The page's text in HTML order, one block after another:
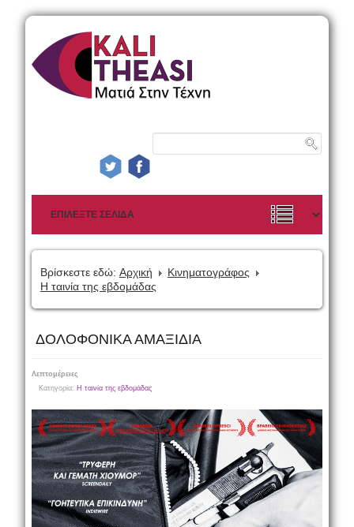
Βρίσκεστε εδώ: Αρχική
Κινηματογράφος
Η ταινία της εβδομάδας
ΔΟΛΟΦΟΝΙΚΑ ΑΜΑΞΙΔΙΑ
Λεπτομέρειες
Κατηγορία: Η ταινία της εβδομάδας